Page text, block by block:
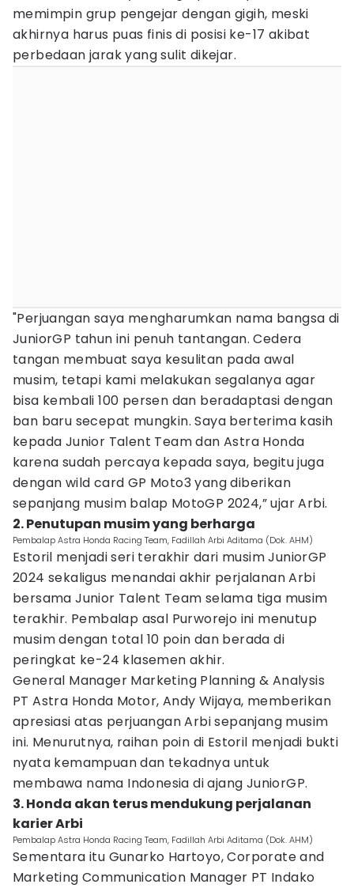
memimpin grup pengejar dengan gigih, meski
akhirnya harus puas finis di posisi ke-17 akibat
perbedaan jarak yang sulit dikejar.
"Perjuangan saya mengharumkan nama bangsa di
JuniorGP tahun ini penuh tantangan. Cedera
tangan membuat saya kesulitan pada awal
musim, tetapi kami melakukan segalanya agar
bisa kembali 100 persen dan beradaptasi dengan
ban baru secepat mungkin. Saya berterima kasih
kepada Junior Talent Team dan Astra Honda
karena sudah percaya kepada saya, begitu juga
dengan wild card GP Moto3 yang diberikan
sepanjang musim balap MotoGP 2024,” ujar Arbi.
2. Penutupan musim yang berharga
Pembalap Astra Honda Racing Team, Fadillah Arbi Aditama (Dok. AHM)
Estoril menjadi seri terakhir dari musim JuniorGP
2024 sekaligus menandai akhir perjalanan Arbi
bersama Junior Talent Team selama tiga musim
terakhir. Pembalap asal Purworejo ini menutup
musim dengan total 10 poin dan berada di
peringkat ke-24 klasemen akhir.
General Manager Marketing Planning & Analysis
PT Astra Honda Motor, Andy Wijaya, memberikan
apresiasi atas perjuangan Arbi sepanjang musim
ini. Menurutnya, raihan poin di Estoril menjadi bukti
nyata kemampuan dan tekadnya untuk
membawa nama Indonesia di ajang JuniorGP.
3. Honda akan terus mendukung perjalanan
karier Arbi
Pembalap Astra Honda Racing Team, Fadillah Arbi Aditama (Dok. AHM)
Sementara itu Gunarko Hartoyo, Corporate and
Marketing Communication Manager PT Indako